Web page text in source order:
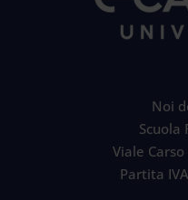
Noi
Scuola
Viale
Partita